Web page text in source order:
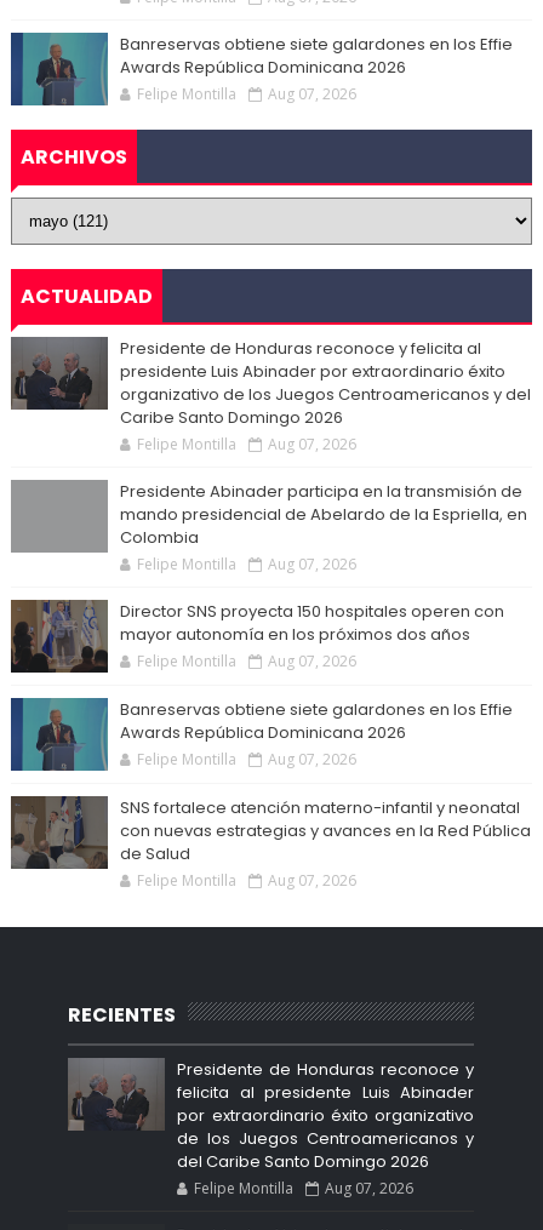
Banreservas obtiene siete galardones en los Effie
Awards República Dominicana 2026
Felipe Montilla Aug 07, 2026
ARCHIVOS
ACTUALIDAD
Presidente de Honduras reconoce y felicita al
presidente Luis Abinader por extraordinario éxito
organizativo de los Juegos Centroamericanos y del
Caribe Santo Domingo 2026
Felipe Montilla Aug 07, 2026
Presidente Abinader participa en la transmisión de
mando presidencial de Abelardo de la Espriella, en
Colombia
Felipe Montilla Aug 07, 2026
Director SNS proyecta 150 hospitales operen con
mayor autonomía en los próximos dos años
Felipe Montilla Aug 07, 2026
Banreservas obtiene siete galardones en los Effie
Awards República Dominicana 2026
Felipe Montilla Aug 07, 2026
SNS fortalece atención materno-infantil y neonatal
con nuevas estrategias y avances en la Red Pública
de Salud
Felipe Montilla Aug 07, 2026
RECIENTES
Presidente de Honduras reconoce y
felicita al presidente Luis Abinader
por extraordinario éxito organizativo
de los Juegos Centroamericanos y
del Caribe Santo Domingo 2026
Felipe Montilla Aug 07, 2026